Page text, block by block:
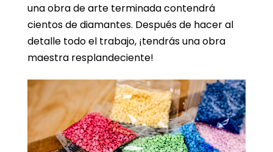
una obra de arte terminada contendrá
cientos de diamantes. Después de hacer al
detalle todo el trabajo, ¡tendrás una obra
maestra resplandeciente!